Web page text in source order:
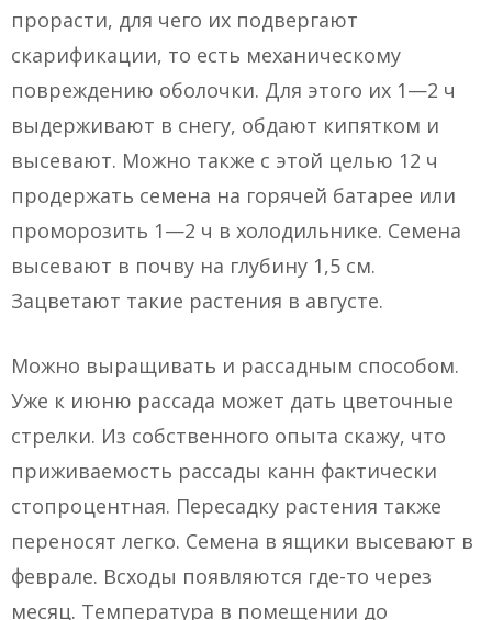
прорасти, для чего их подвергают
скарификации, то есть механическому
повреждению оболочки. Для этого их 1—2 ч
выдерживают в снегу, обдают кипятком и
высевают. Можно также с этой целью 12 ч
продержать семена на горячей батарее или
проморозить 1—2 ч в холодильнике. Семена
высевают в почву на глубину 1,5 см.
Зацветают такие растения в августе.
Можно выращивать и рассадным способом.
Уже к июню рассада может дать цветочные
стрелки. Из собственного опыта скажу, что
приживаемость рассады канн фактически
стопроцентная. Пересадку растения также
переносят легко. Семена в ящики высевают в
феврале. Всходы появляются где-то через
месяц. Температура в помещении до